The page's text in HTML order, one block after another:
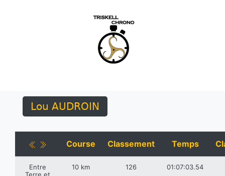
Lou AUDROIN
Course Classement Temps
Entre
10 km 126 01:07:03.54